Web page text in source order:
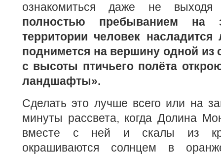
ознакомиться даже не
полностью пребыванием на
территории человек насладится
поднимется на вершину одной из
с высоты птичьего полёта
ландшафты».
Сделать это лучше всего или на
минуты рассвета, когда Долина
вместе с ней и скалы из
окрашиваются солнцем в